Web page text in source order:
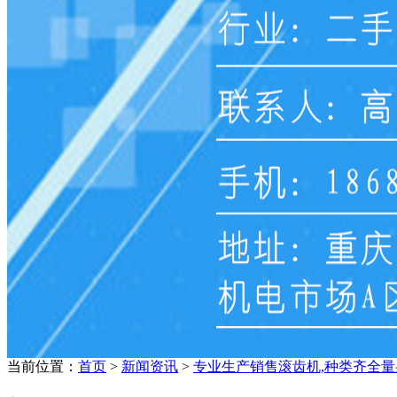
当前位置： 首页 > 新闻资讯 > 专业生产销售滚齿机,种类齐全